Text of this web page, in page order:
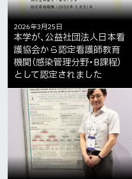
2026年3月25日
本学が、公益社団法人日本看
護協会から認定看護師教育
機関（感染管理分野・B課程）
として認定されました